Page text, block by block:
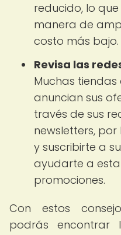
reducido, lo
manera de
costo más bajo.
Revisa las
Muchas
anuncian sus
través de sus
newsletters,
y suscribirte a
ayudarte a
promociones.
Con estos
podrás encontrar